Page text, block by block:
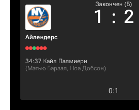
Айлендерс
Закончен (Б)
1 : 2
34:37 Кайл Палмиери
(Мэтью Барзал, Ноа Добсон)
0:1